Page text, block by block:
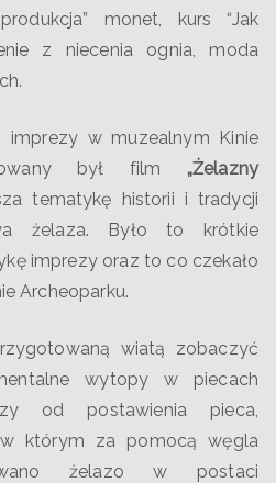
monet, kurs “Jak
z niecenia ognia, moda
w muzealnym Kinie
był film „Żelazny
tematykę historii i tradycji
żelaza. Było to krótkie
imprezy oraz to co czekało
Archeoparku.
wiatą zobaczyć
wytopy w piecach
od postawienia pieca,
którym za pomocą węgla
żelazo w postaci